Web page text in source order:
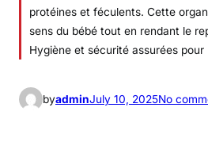
protéines et féculents. Cette
sens du bébé tout en rendant le
Hygiène et sécurité assurées
byadminJuly 10, 2025No